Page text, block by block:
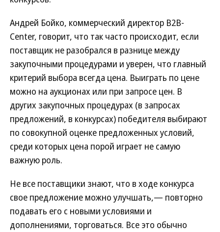
Андрей Бойко, коммерческий директор B2B-
Center, говорит, что так часто происходит, если
поставщик не разобрался в разнице между
закупочными процедурами и уверен, что главный
критерий выбора всегда цена. Выиграть по цене
можно на аукционах или при запросе цен. В
других закупочных процедурах (в запросах
предложений, в конкурсах) победителя выбирают
по совокупной оценке предложенных условий,
среди которых цена порой играет не самую
важную роль.
Не все поставщики знают, что в ходе конкурса
свое предложение можно улучшать,— повторно
подавать его с новыми условиями и
дополнениями, торговаться. Все это обычно